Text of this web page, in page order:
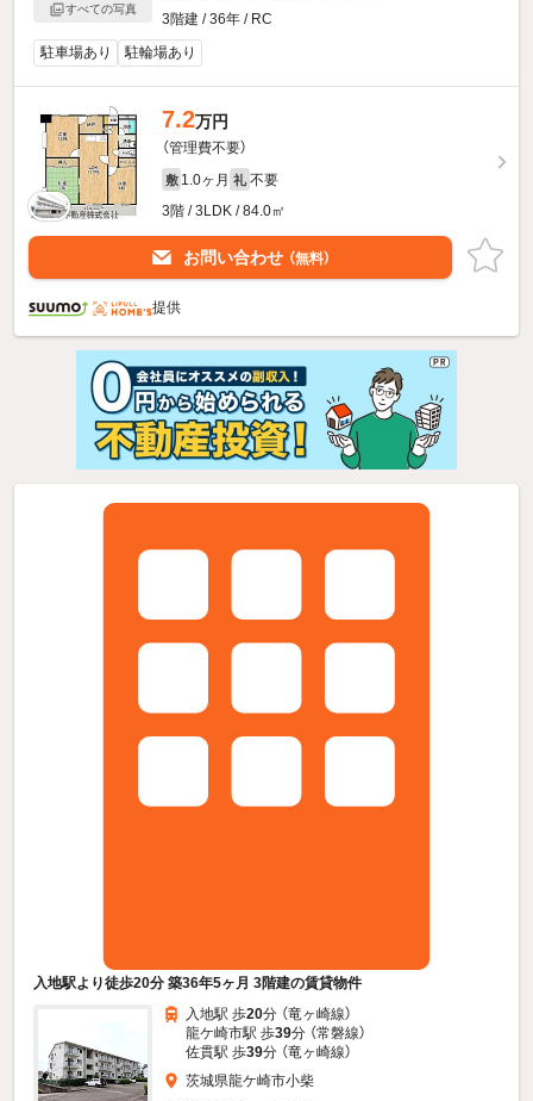
すべての写真
3階建 / 36年 / RC
駐車場あり
駐輪場あり
7.2万円
（管理費不要）
敷 1.0ヶ月 礼 不要
3階 / 3LDK / 84.0㎡
お問い合わせ （無料）
提供
入地駅より徒歩20分 築36年5ヶ月 3階建の賃貸物件
入地駅 歩20分 （竜ヶ崎線）
龍ケ崎市駅 歩39分 （常磐線）
佐貫駅 歩39分 （竜ヶ崎線）
茨城県龍ケ崎市小柴